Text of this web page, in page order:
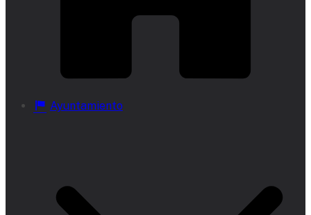
Ayuntamiento